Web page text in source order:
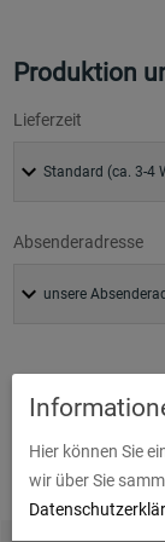
Produktion
Lieferzeit
Absenderadresse
Alle Preise
Produkt-
Hier können Sie
wir über Sie